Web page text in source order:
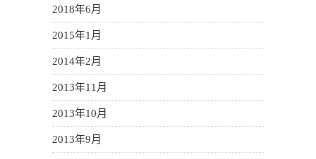
2018年6月
2015年1月
2014年2月
2013年11月
2013年10月
2013年9月